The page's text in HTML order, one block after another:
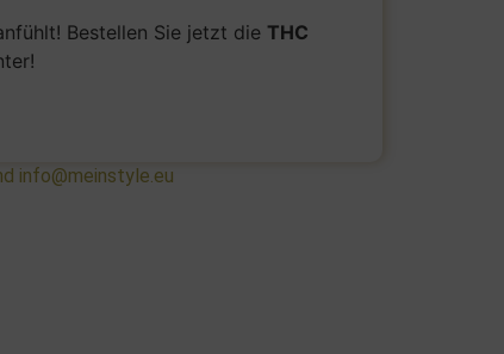
Bestellen Sie jetzt die THC
info@meinstyle.eu